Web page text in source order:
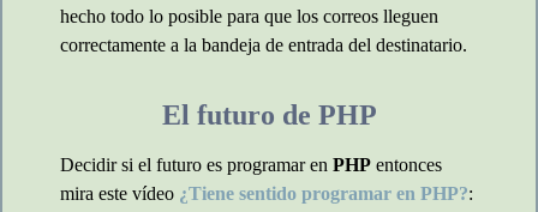
hecho todo lo posible para que los correos lleguen
correctamente a la bandeja de entrada del destinatario.
El futuro de PHP
Decidir si el futuro es programar en PHP entonces
mira este vídeo ¿Tiene sentido programar en PHP?: